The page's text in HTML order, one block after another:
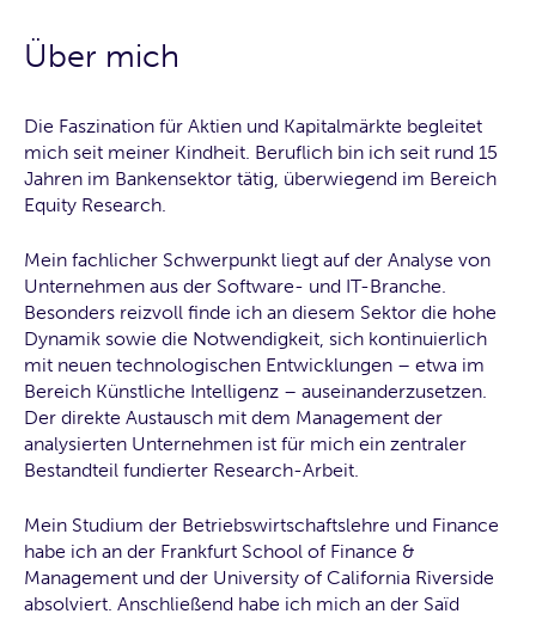
Über mich
Die Faszination für Aktien und Kapitalmärkte begleitet
mich seit meiner Kindheit. Beruflich bin ich seit rund 15
Jahren im Bankensektor tätig, überwiegend im Bereich
Equity Research.
Mein fachlicher Schwerpunkt liegt auf der Analyse von
Unternehmen aus der Software- und IT-Branche.
Besonders reizvoll finde ich an diesem Sektor die hohe
Dynamik sowie die Notwendigkeit, sich kontinuierlich
mit neuen technologischen Entwicklungen – etwa im
Bereich Künstliche Intelligenz – auseinanderzusetzen.
Der direkte Austausch mit dem Management der
analysierten Unternehmen ist für mich ein zentraler
Bestandteil fundierter Research-Arbeit.
Mein Studium der Betriebswirtschaftslehre und Finance
habe ich an der Frankfurt School of Finance &
Management und der University of California Riverside
absolviert. Anschließend habe ich mich an der Saïd